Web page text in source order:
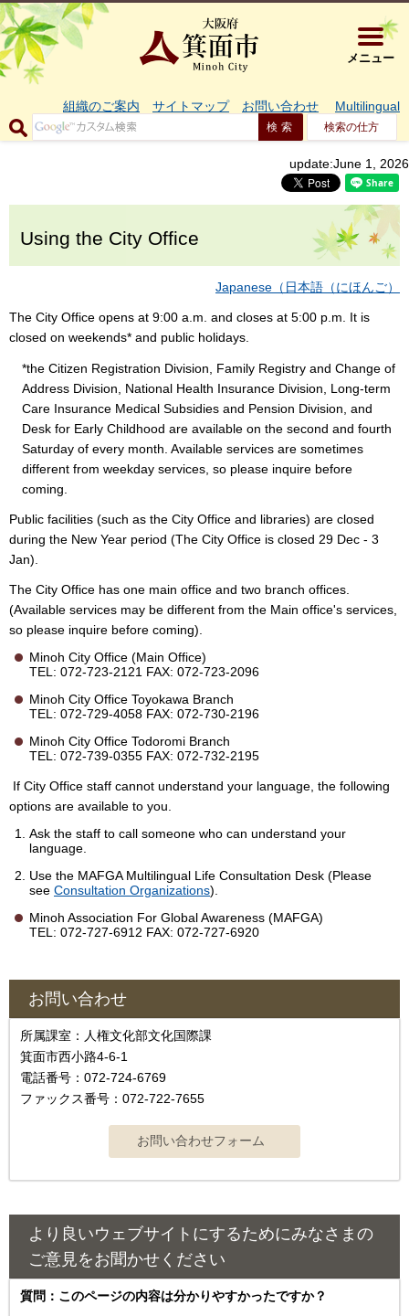
大阪府箕
メニュー
組織のご案内 サイトマップ お問い合わせ Multilingual
検索の仕方
update:June 1, 2026
Using the City Office
Japanese（日本語（にほんご）
The City Office opens at 9:00 a.m. and closes at 5:00 p.m. It is
closed on weekends* and public holidays.
*the Citizen Registration Division, Family Registry and Change of
Address Division, National Health Insurance Division, Long-term
Care Insurance Medical Subsidies and Pension Division, and
Desk for Early Childhood are available on the second and fourth
Saturday of every month. Available services are sometimes
different from weekday services, so please inquire before
coming.
Public facilities (such as the City Office and libraries) are closed
during the New Year period (The City Office is closed 29 Dec - 3
Jan).
The City Office has one main office and two branch offices.
(Available services may be different from the Main office's services,
so please inquire before coming).
Minoh City Office (Main Office)
TEL: 072-723-2121 FAX: 072-723-2096
Minoh City Office Toyokawa Branch
TEL: 072-729-4058 FAX: 072-730-2196
Minoh City Office Todoromi Branch
TEL: 072-739-0355 FAX: 072-732-2195
If City Office staff cannot understand your language, the following
options are available to you.
Ask the staff to call someone who can understand your
language.
Use the MAFGA Multilingual Life Consultation Desk (Please
see Consultation Organizations).
Minoh Association For Global Awareness (MAFGA)
TEL: 072-727-6912 FAX: 072-727-6920
お問い合わせ
所属課室：人権文化部文化国際課
箕面市西小路4-6-1
電話番号：072-724-6769
ファックス番号：072-722-7655
より良いウェブサイトにするためにみなさまの
ご意見をお聞かせください
質問：このページの内容は分かりやすかったですか？